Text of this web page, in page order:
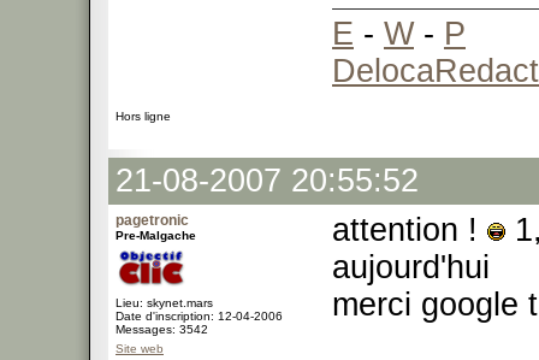
E - W- P
Hors ligne
21-08-2007 20:55:52
pagetronic
Pre-Malgache
Lieu: skynet.mars
Date d'inscription: 12-04-2006
Messages: 3542
Site web
attention !
aujourd'hui
merci google